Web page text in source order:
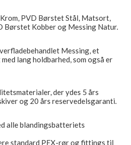
PVD Børstet Stål, Matsort,
Børstet Kobber og Messing Natur.
Messing, et
lang holdbarhed, som også er
der ydes 5 års
og 20 års reservedelsgaranti.
alle blandingsbatteriets
standard PEX-rør og fittings til